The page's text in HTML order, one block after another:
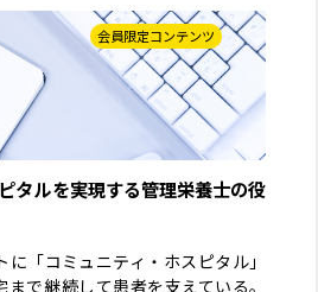
会員限定コンテンツ
タルを実現する管理栄養士の役
「コミュニティ・ホスピタル」
まで継続して患者を支えている。